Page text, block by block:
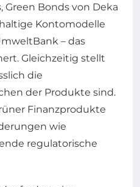
Bonds von Deka
Kontomodelle
– das
Gleichzeitig stellt
die
der Produkte sind.
Finanzprodukte
wie
regulatorische